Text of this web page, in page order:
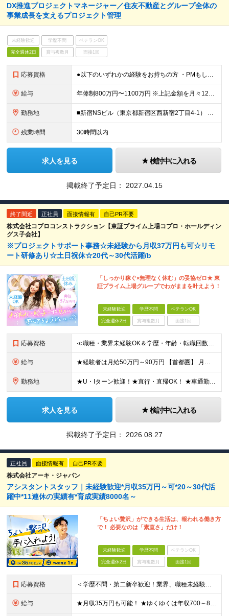
DX推進プロジェクトマネージャー／住友不動産とグループ全体の
事業成⻑を⽀えるプロジェクト管理
未経験歓迎 学歴不問 ベテランOK
完全週休2日 賞与複数月 面接1回
応募資格 ●以下のいずれかの経験をお持ちの方 ・PMもしくはPLの経験 ・データベースを⽤いたシステムの設計、開発 ・基幹業務システムの設計、開発、運⽤経験 ≪開発環境≫ ●C#、VB.NET、ASP.NET
給与 年俸制800万円〜1100万円 ※上記金額を月々12分割支給 ※前職年収、経験、実績を幅広く考慮して決定します。 ※上記年俸には固定残業代（月額約40時間分／15万8千円～）が含まれます。残業がない場
勤務地 ■新宿NSビル（東京都新宿区西新宿2丁目4-1） ※(変更の範囲)当社の管轄する全ての事業所の範囲において、勤務地の変更を命ずることがあります（転居を伴うものを含む。ただし配属先のDX推進部は東京に
残業時間 30時間以内
求人を見る 検討中に入れる
掲載終了予定日： 2027.04.15
終了間近 正社員 面接情報有 自己PR不要
株式会社コプロコンストラクション【東証プライム上場コプロ・ホールディン
グス子会社】
※プロジェクトサポート事務☆未経験から月収37万円も可☆リモ
ート研修あり☆土日祝休☆20代～30代活躍/b
「しっかり稼ぐ×無理なく休む」の妥協ゼロ★ 東
証プライム上場グループでわがままを叶えよう！
未経験歓迎 学歴不問 ベテランOK
完全週休2日 賞与複数月 面接1回
応募資格 ≪職種・業界未経験OK＆学歴・年齢・転職回数不問≫ ◆第二新卒歓迎 ◆社会人経験不問 ◆資格不問 ※新卒の方もご応募可能！ （待遇・募集要項等は別途ご案内いたします） ※入社時期は柔軟に対応します！半
給与 ★経験者は月給50万円～90万円 【首都圏】 月給30万1230円〜 ⇒基本22万7000円+地域6万4230円+皆勤1万円 【群馬/栃木/茨城】 月給28万1090円〜 ⇒基本23万4000円+
勤務地 ★U・Iターン歓迎！★直行・直帰OK！ ★車通勤可能のエリアもあり！★出張なしの働き方も可能 全国47都道府県の各プロジェクト（転勤なし！勤務地に対する希望も実現可能！） 「自宅から1時間以内で通え
求人を見る 検討中に入れる
掲載終了予定日： 2026.08.27
正社員 面接情報有 自己PR不要
株式会社アーキ・ジャパン
アシスタントスタッフ｜未経験歓迎*月収35万円～可*20～30代活
躍中*11連休の実績有*育成実績8000名～
「ちょい贅沢」ができる生活は、報われる働き方
で！ 必要なのは「素直さ」だけ！
未経験歓迎 学歴不問 ベテランOK
完全週休2日 賞与複数月 面接1回
応募資格 ＜学歴不問・第二新卒歓迎！業界、職種未経験歓迎！20代～30代活躍中＞ ★35歳以下の方（若年層の長期キャリア形成を図るため） ★フリーター・正社員未経験・社会人未経験OK ★転職回数が多い方もぜひ
給与 ★月収35万円も可能！ ★ゆくゆくは年収700～800万円も！ ★手当が多数あり ・残業手当（100％）★1分単位で支給 ・資格手当（最大月6万円） ・結婚/出産祝金（最大3万円） 【首都圏・北関東